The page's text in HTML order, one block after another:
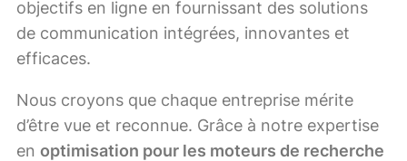
objectifs en ligne en fournissant des solutions
de communication intégrées, innovantes et
efficaces.
Nous croyons que chaque entreprise mérite
d’être vue et reconnue. Grâce à notre expertise
en optimisation pour les moteurs de recherche